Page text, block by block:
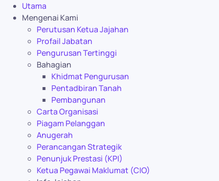
Utama
Mengenai Kami
Perutusan Ketua Jajahan
Profail Jabatan
Pengurusan Tertinggi
Bahagian
Khidmat Pengurusan
Pentadbiran Tanah
Pembangunan
Carta Organisasi
Piagam Pelanggan
Anugerah
Perancangan Strategik
Penunjuk Prestasi (KPI)
Ketua Pegawai Maklumat (CIO)